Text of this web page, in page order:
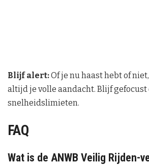
Blijf alert:Of je nu haast hebt of
altijd je volle aandacht. Blijf gefocust
snelheidslimieten.
FAQ
Wat is de ANWB Veilig Rijden-